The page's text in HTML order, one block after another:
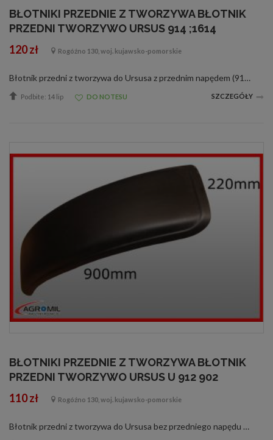
BŁOTNIKI PRZEDNIE Z TWORZYWA BŁOTNIK
PRZEDNI TWORZYWO URSUS 914 ;1614
120 zł Rogóźno 130, woj. kujawsko-pomorskie
Błotnik przedni z tworzywa do Ursusa z przednim napędem (914, 1014, 1224 itp.) 120zł/szt WYSYŁKA KURIERSKA POBRANIOWA 30 ZŁ
Podbite: 14 lip DO NOTESU SZCZEGÓŁY
BŁOTNIKI PRZEDNIE Z TWORZYWA BŁOTNIK
PRZEDNI TWORZYWO URSUS U 912 902
110 zł Rogóźno 130, woj. kujawsko-pomorskie
Błotnik przedni z tworzywa do Ursusa bez przedniego napędu (902,912,1002 itp.) CENA 110 ZŁ/szt, WYSYŁKA KURIERSKA POBRANIOWA 30 ZŁ